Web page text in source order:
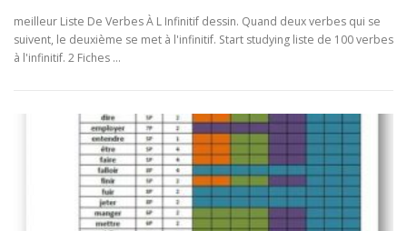
meilleur Liste De Verbes À L Infinitif dessin. Quand deux verbes qui se
suivent, le deuxième se met à l'infinitif. Start studying liste de 100 verbes
à l'infinitif. 2 Fiches …